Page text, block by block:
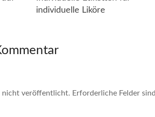
individuelle Liköre
nicht veröffentlicht. Erforderliche Felder